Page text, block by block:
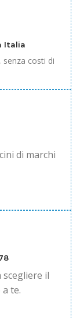
Italia
costi di
di marchi
il
te.